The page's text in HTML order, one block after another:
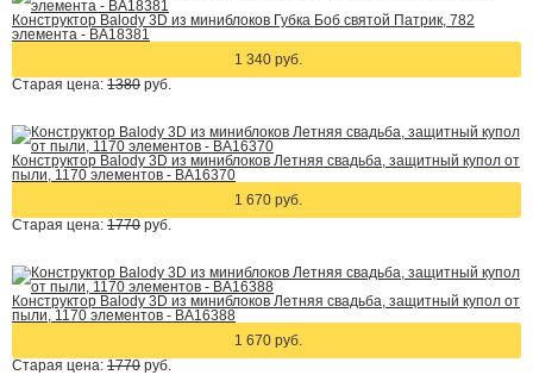
Конструктор Balody 3D из миниблоков Губка Боб святой Патрик, 782
элемента - BA18381
1 340 руб.
Старая цена: 1380 руб.
Конструктор Balody 3D из миниблоков Летняя свадьба, защитный купол от
пыли, 1170 элементов - BA16370
1 670 руб.
Старая цена: 1770 руб.
Конструктор Balody 3D из миниблоков Летняя свадьба, защитный купол от
пыли, 1170 элементов - BA16388
1 670 руб.
Старая цена: 1770 руб.